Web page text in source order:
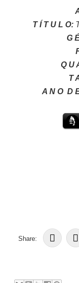
T Í T U L O:
G
Q U
T
A N O D
Share: